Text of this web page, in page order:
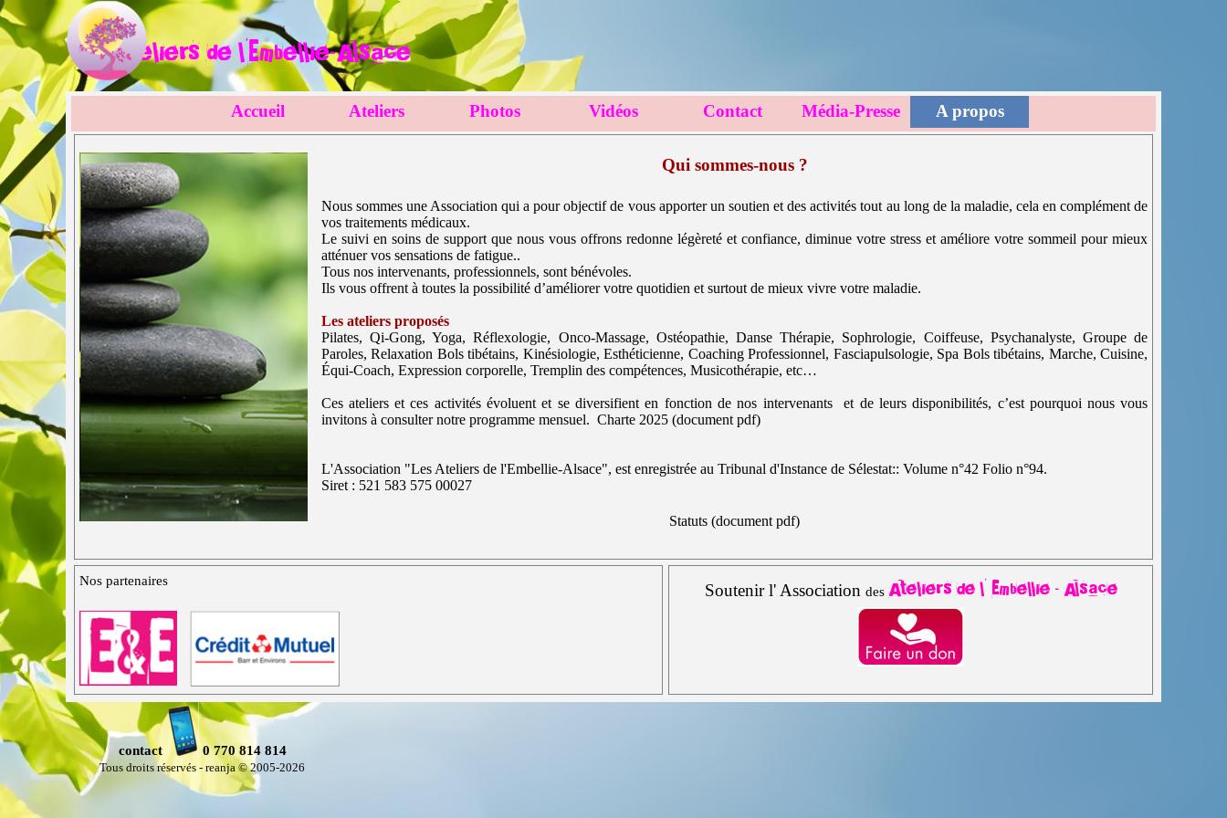
Aller au contenu
Ateliersde l'Embellie-Alsace
Sauter le menu
Accueil Ateliers Photos ▼
Vidéos ▼
Contact Média-Presse A propos
Qui sommes-nous ?
Nous sommes une Association qui a pour objectif de vous apporter un soutien et des activités tout au long de la maladie, cela en complément de
vos traitements médicaux.
Le suivi en soins de support que nous vous offrons redonne légèreté et confiance, diminue votre stress et améliore votre sommeil pour mieux
atténuer vos sensations de fatigue..
Tous nos intervenants, professionnels, sont bénévoles.
Ils vous offrent à toutes la possibilité d’améliorer votre quotidien et surtout de mieux vivre votre maladie.
Les ateliers proposés
Pilates, Qi-Gong, Yoga, Réflexologie, Onco-Massage, Ostéopathie, Danse Thérapie, Sophrologie, Coiffeuse, Psychanalyste, Groupe de
Paroles, Relaxation Bols tibétains, Kinésiologie, Esthéticienne, Coaching Professionnel, Fasciapulsologie, Spa Bols tibétains, Marche, Cuisine,
Équi-Coach, Expression corporelle, Tremplin des compétences, Musicothérapie, etc…
Ces ateliers et ces activités évoluent et se diversifient en fonction de nos intervenants et de leurs disponibilités, c’est pourquoi nous vous
invitons à consulter notre programme mensuel. Charte 2025 (document pdf)
L'Association "Les Ateliers de l'Embellie-Alsace", est enregistrée au Tribunal d'Instance de Sélestat:: Volume n°42 Folio n°94.
Siret : 521 583 575 00027
Statuts (document pdf)
Soutenir l' Association des Ateliers de l' Embellie - Alsace
Nos partenaires
contact 0 770 814 814
Tous droits réservés - reanja © 2005-2026
Retourner au contenu